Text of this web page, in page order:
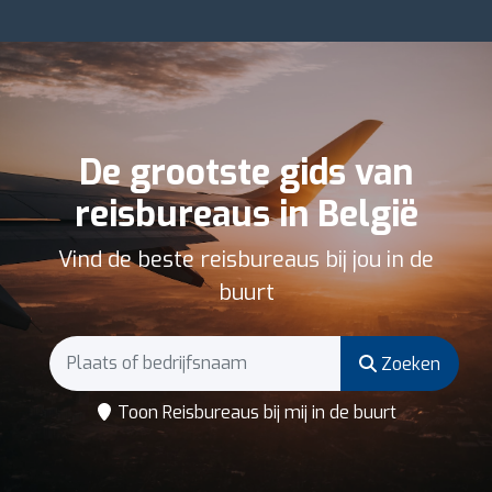
De grootste gids van
reisbureaus in België
Vind de beste reisbureaus bij jou in de
buurt
Zoeken
Toon Reisbureaus bij mij in de buurt